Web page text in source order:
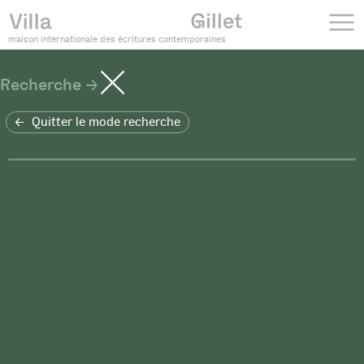
maison internationale des écritures contemporaines
Recherche
Quitter le mode recherche